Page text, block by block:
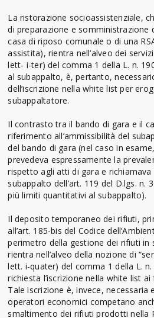
La ristorazione socioassistenziale,
di preparazione e somministrazione
casa di riposo comunale o di una
assistita), rientra nell’alveo dei
lett- i-ter) del comma 1 della L. n.
al subappalto, è, pertanto,
dell’iscrizione nella white list per
subappaltatore.
Il contrasto tra il bando di gara e il
riferimento all’ammissibilità del
del bando di gara (nel caso in
prevedeva espressamente la
rispetto agli atti di gara e richiamava
subappalto dell’art. 119 del D.lgs. n.
più limiti quantitativi al subappalto).
Il deposito temporaneo dei rifiuti,
all’art. 185-bis del Codice
perimetro della gestione dei rifiuti in
rientra nell’alveo della nozione di
lett. i-quater) del comma 1 della L.
richiesta l’iscrizione nella white list
Tale iscrizione è, invece, necessaria
operatori economici competano
smaltimento dei rifiuti prodotti nella